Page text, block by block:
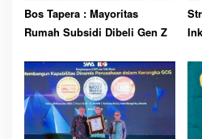
Bos Tapera : Mayoritas
Rumah Subsidi Dibeli Gen Z